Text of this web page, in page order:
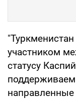
участником
статусу